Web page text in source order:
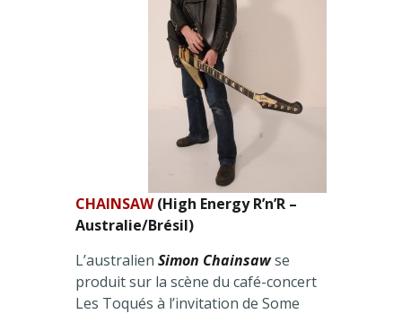
CHAINSAW(High Energy R’n’R –
Australie/Brésil)
L’australien Simon Chainsawse
produit sur la scène du café-concert
Les Toqués à l’invitation de Some